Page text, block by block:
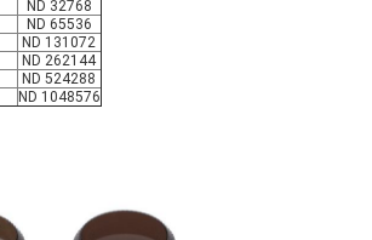
ND 32768
ND 65536
ND 131072
ND 262144
ND 524288
ND 1048576